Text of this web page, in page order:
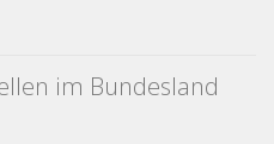
im Bundesland